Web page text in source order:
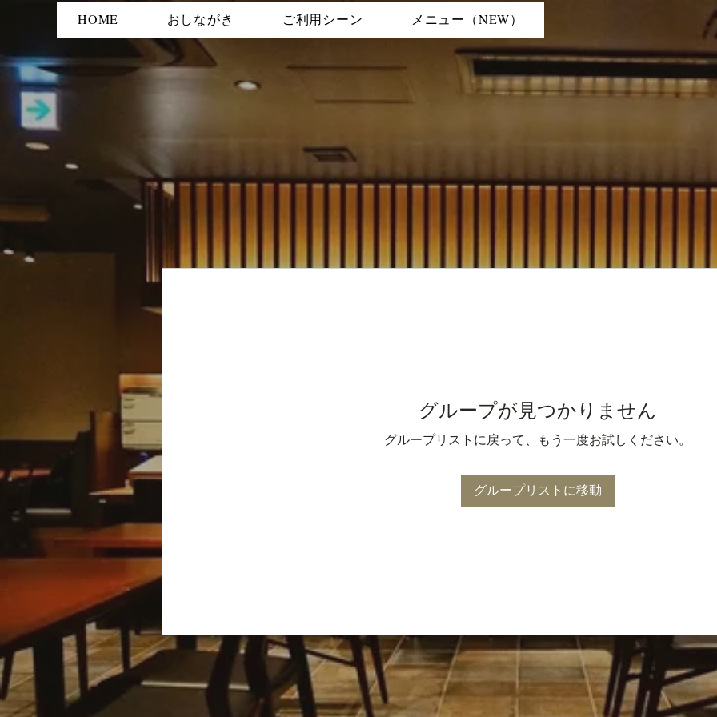
HOME おしながき ご利用シーン メニュー（NEW）
グループが見つかりません
グループリストに戻って、もう一度お試しください。
グループリストに移動